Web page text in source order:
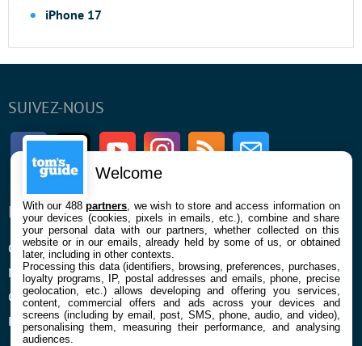
iPhone 17
SUIVEZ-NOUS
FacebookTwitter Youtube InstagramRSS Newsletter
ENTREPRISE
Qui sommes nous
Mentions légales et CGU
Confidentialité et Cookies
Préférences cookies
À PROPOS
La rédaction
Contact
Welcome
With our 488partners , we wish to store and access information on
your devices (cookies, pixels in emails, etc.), combine and share
your personal data with our partners, whether collected on this
website or in our emails, already held by some of us, or obtained
later, including in other contexts.
Processing this data (identifiers, browsing, preferences, purchases,
loyalty programs, IP, postal addresses and emails, phone, precise
geolocation, etc.) allows developing and offering you services,
content, commercial offers and ads across your devices and
screens (including by email, post, SMS, phone, audio, and video),
personalising them, measuring their performance, and analysing
audiences.